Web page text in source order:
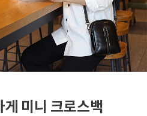
미니 크로스백